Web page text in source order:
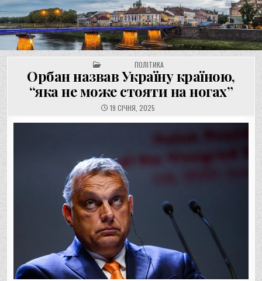
Перейти
до
вмісту
UNGVAR.UZ.UA
POSTED INПОЛІТИКА
Орбан назвав Україну країною,
“яка не може стояти на ногах”
19 СІЧНЯ, 2025